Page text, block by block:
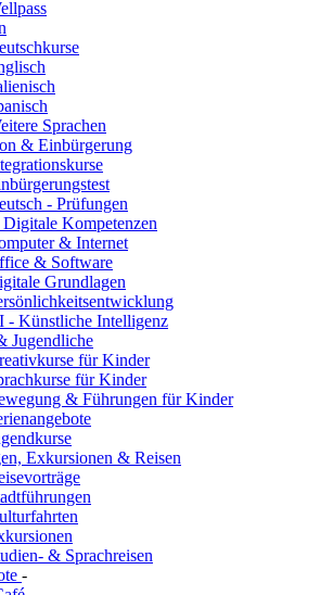
Sprachen
& Einbürgerung
- Prüfungen
Kompetenzen
& Internet
& Software
Grundlagen
- Künstliche Intelligenz
Jugendliche
für Kinder
für Kinder
& Führungen für Kinder
Exkursionen & Reisen
& Sprachreisen
-